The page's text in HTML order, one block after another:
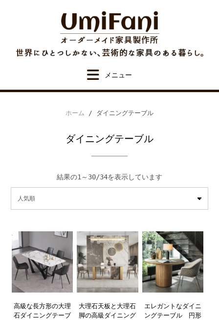
ホーム / ダイニングテーブル
ダイニングテーブル
結果の1～30/34を表示しています
気
高級な長方形の大理
石ダイニングテーブ
大理石天板と大理石
脚の高級ダイニング
エレガントなダイニ
ングテーブル 円形